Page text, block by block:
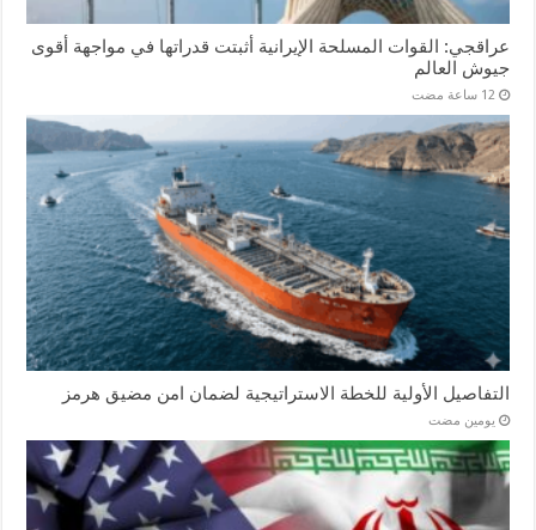
عراقجي: القوات المسلحة الإيرانية أثبتت قدراتها في مواجهة أقوى
جيوش العالم
التفاصيل الأولية للخطة الاستراتيجية لضمان امن مضيق هرمز
‏يومين مضت